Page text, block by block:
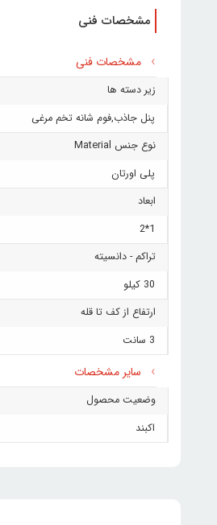
مشخصات فنی
مشخصات فنی
زیر دسته ها
پنل جاذب,فوم شانه تخم مرغی
نوع جنس Material
پلی اورتان
ابعاد
1*2
تراکم - دانسیته
30 کیلو
ارتفاع از کف تا قله
3 سانت
سایر مشخصات
وضعیت محصول
اکبند